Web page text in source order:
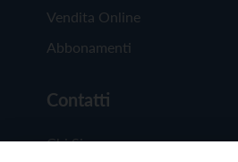
Vendita Online
Abbonamenti
Contatti
Chi Siamo